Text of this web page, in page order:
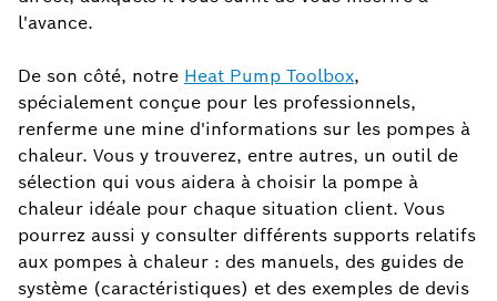
l'avance.
De son côté, notre Heat Pump Toolbox,
spécialement conçue pour les professionnels,
renferme une mine d'informations sur les pompes à
chaleur. Vous y trouverez, entre autres, un outil de
sélection qui vous aidera à choisir la pompe à
chaleur idéale pour chaque situation client. Vous
pourrez aussi y consulter différents supports relatifs
aux pompes à chaleur : des manuels, des guides de
système (caractéristiques) et des exemples de devis